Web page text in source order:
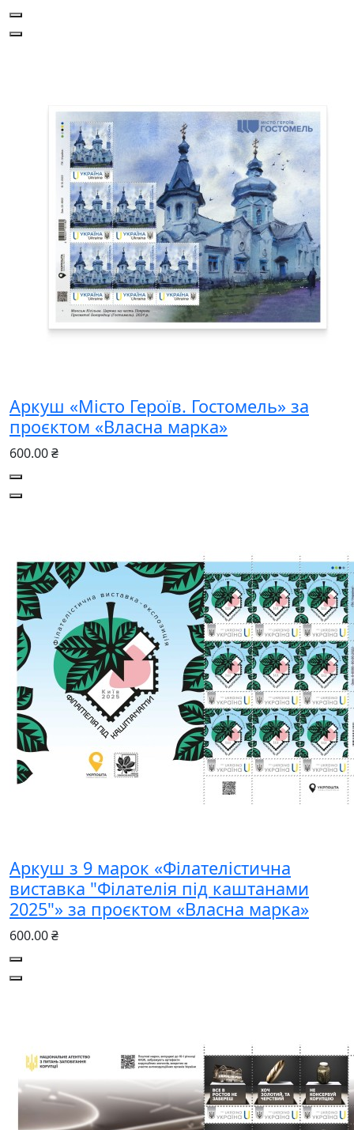
Аркуш «Місто Героїв. Гостомель» за
проєктом «Власна марка»
600.00 ₴
Аркуш з 9 марок «Філателістична
виставка "Філателія під каштанами
2025"» за проєктом «Власна марка»
600.00 ₴